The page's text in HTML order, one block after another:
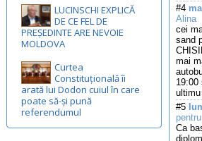
#4
Alina
cei
sand
mai
19:00
#5
Ca
LUCINSCHI EXPLICĂ
DE CE FEL DE
PREȘEDINTE ARE NEVOIE
MOLDOVA
Curtea
Constituțională îi
arată lui Dodon cuiul în care
poate să-și pună
referendumul